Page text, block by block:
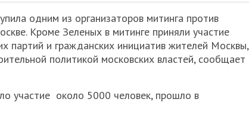
одним из организаторов митинга против
Кроме Зеленых в митинге приняли участие
партий и гражданских инициатив жителей Москвы,
политикой московских властей, сообщает
участие около 5000 человек, прошло в